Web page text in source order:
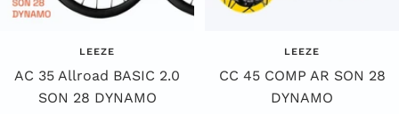
LEEZE
AC 35 Allroad BASIC 2.0
SON 28 DYNAMO
LEEZE
CC 45 COMP AR SON 28
DYNAMO